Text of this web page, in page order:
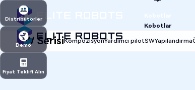
Distribütörler
Distribütörler
Demo
Demo
Fiyat Teklifi Alın
Kobotlar
CW SerisiKompozisyonYardımcı pilotSWYapılandırma